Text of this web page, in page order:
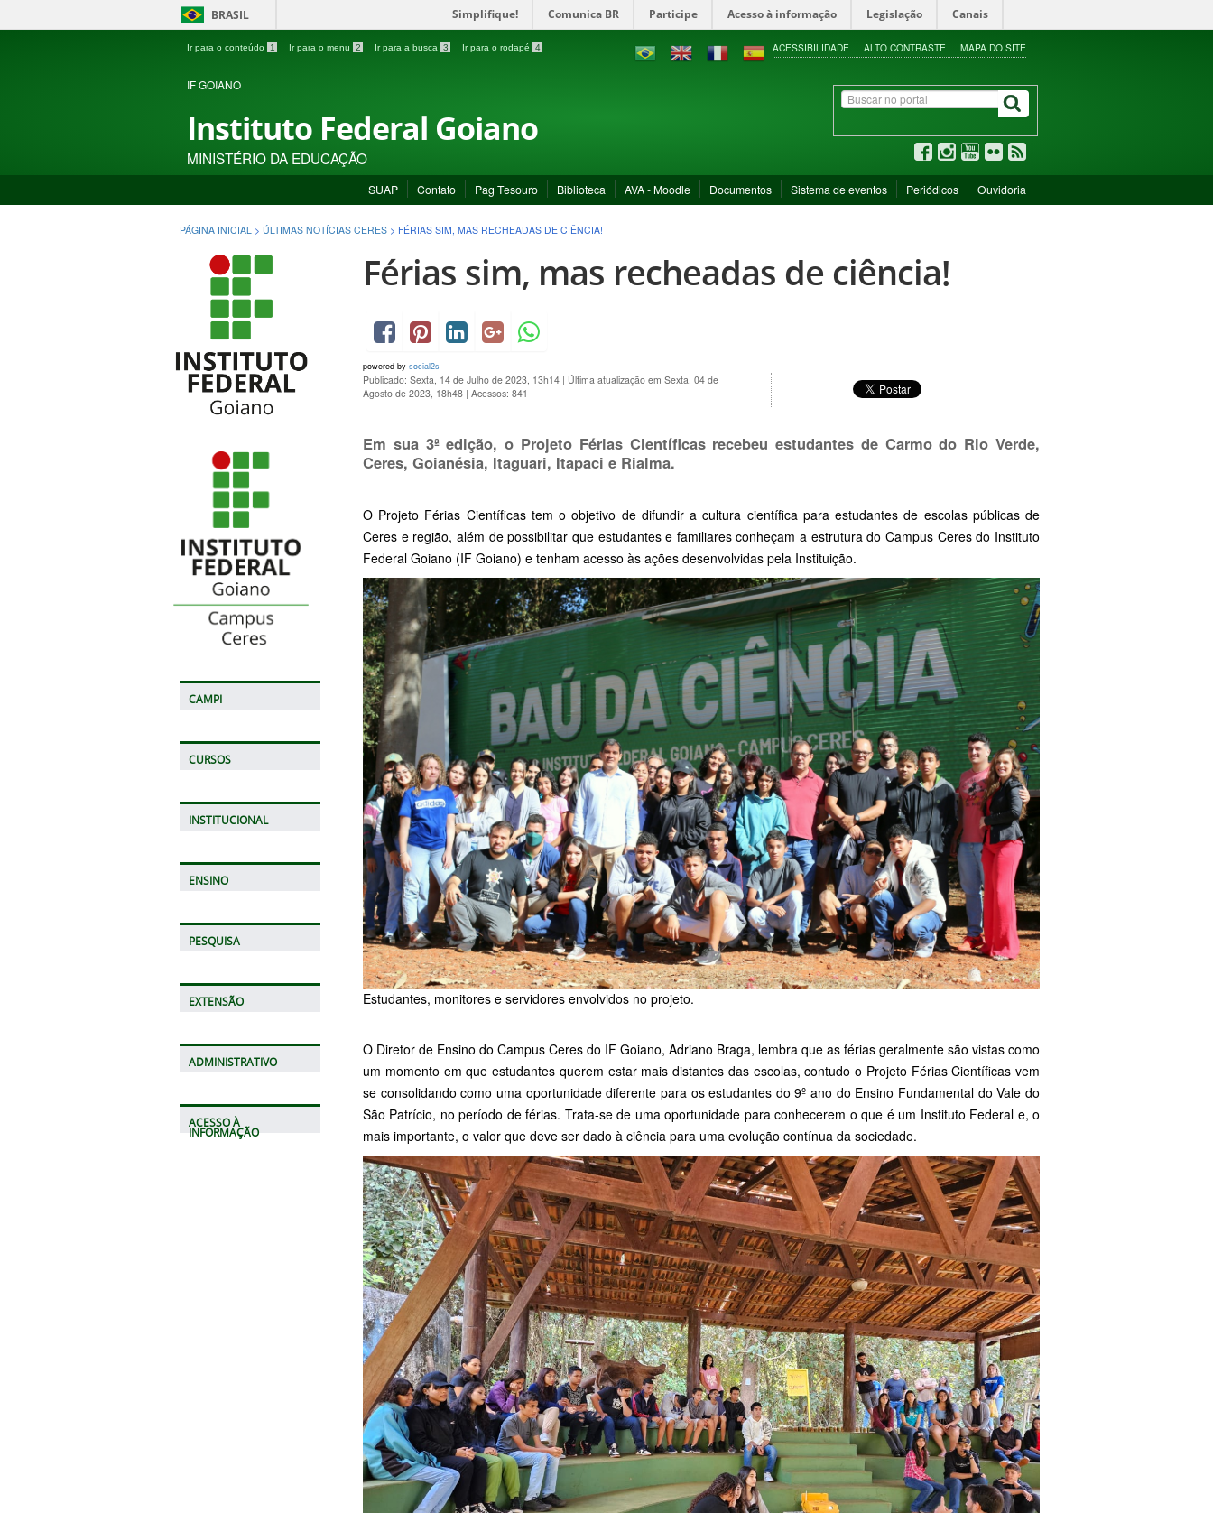
BRASIL Simplifique! Comunica BR Participe Acesso à informação Legislação Canais
Ir para o conteúdo 1 Ir para o menu 2 Ir para a busca 3 Ir para o rodapé 4 ACESSIBILIDADE ALTO CONTRASTE MAPA DO SITE
IF GOIANO
Instituto Federal Goiano
MINISTÉRIO DA EDUCAÇÃO
SUAP Contato Pag Tesouro Biblioteca AVA - Moodle Documentos Sistema de eventos Periódicos Ouvidoria
PÁGINA INICIAL > ÚLTIMAS NOTÍCIAS CERES > FÉRIAS SIM, MAS RECHEADAS DE CIÊNCIA!
CAMPI
CURSOS
INSTITUCIONAL
ENSINO
PESQUISA
EXTENSÃO
ADMINISTRATIVO
ACESSO À
INFORMAÇÃO
Férias sim, mas recheadas de ciência!
powered by social2s
Publicado: Sexta, 14 de Julho de 2023, 13h14 | Última atualização em Sexta, 04 de
Agosto de 2023, 18h48 | Acessos: 841
Em sua 3ª edição, o Projeto Férias Científicas recebeu estudantes de Carmo do Rio Verde,
Ceres, Goianésia, Itaguari, Itapaci e Rialma.
O Projeto Férias Científicas tem o objetivo de difundir a cultura científica para estudantes de escolas públicas de
Ceres e região, além de possibilitar que estudantes e familiares conheçam a estrutura do Campus Ceres do Instituto
Federal Goiano (IF Goiano) e tenham acesso às ações desenvolvidas pela Instituição.
Estudantes, monitores e servidores envolvidos no projeto.
O Diretor de Ensino do Campus Ceres do IF Goiano, Adriano Braga, lembra que as férias geralmente são vistas como
um momento em que estudantes querem estar mais distantes das escolas, contudo o Projeto Férias Científicas vem
se consolidando como uma oportunidade diferente para os estudantes do 9º ano do Ensino Fundamental do Vale do
São Patrício, no período de férias. Trata-se de uma oportunidade para conhecerem o que é um Instituto Federal e, o
mais importante, o valor que deve ser dado à ciência para uma evolução contínua da sociedade.